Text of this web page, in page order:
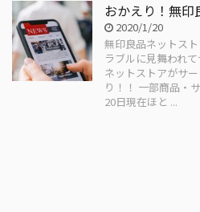
おかえり！無印
2020/1/20
無印良品ネットス
ラブルに見舞われ
ネットストアがサ
り！！ 一部商品・
20日現在ほと ...